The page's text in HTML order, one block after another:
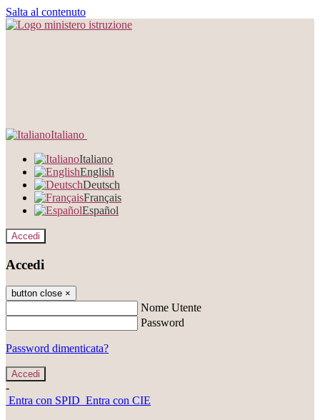
Salta al contenuto
Italiano
Italiano
English
Deutsch
Français
Español
Accedi
Accedi
button close ×
Nome Utente
Password
Password dimenticata?
-
Entra con SPID Entra con CIE